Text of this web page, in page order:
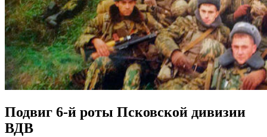
Подвиг 6-й роты Псковской дивизии
ВДВ